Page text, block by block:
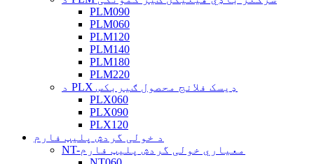
PLM090
PLM060
PLM120
PLM140
PLM180
PLM220
د PLX ډیسک فلانج محصول ګیربکس
PLX060
PLX090
PLX120
د خولی گردش پلیټ فارم
NT-معیاري خولی گردش پلیټ فارم